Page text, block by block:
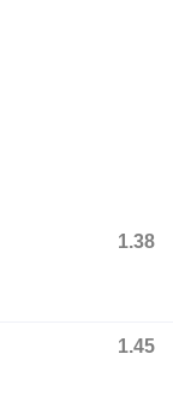
1.38
1.45